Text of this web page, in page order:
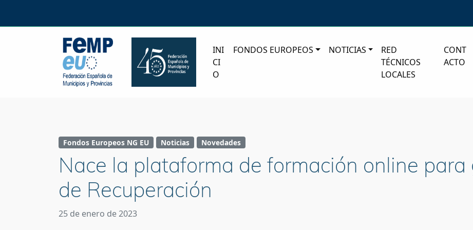
INI
CI
O
FONDOS EUROPEOS NOTICIAS
RED
TÉCNICOS
LOCALES
CONT
ACTO
Fondos Europeos NG EU Noticias Novedades
Nace la plataforma de formación online para
de Recuperación
25 de enero de 2023